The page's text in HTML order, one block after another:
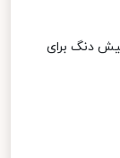
دنگ برای